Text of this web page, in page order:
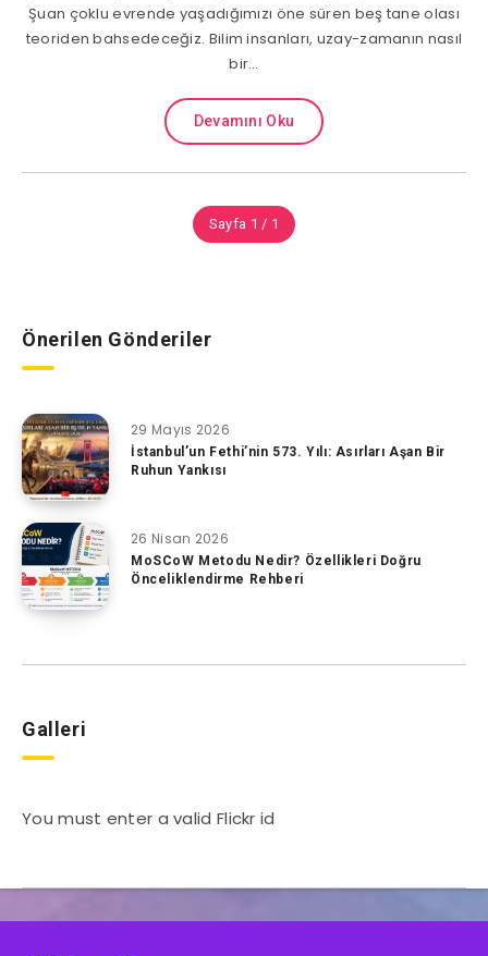
Şuan çoklu evrende yaşadığımızı öne süren beş tane olası
teoriden bahsedeceğiz. Bilim insanları, uzay-zamanın nasıl
bir…
Devamını Oku
Sayfa 1 / 1
Önerilen Gönderiler
29 Mayıs 2026
İstanbul’un Fethi’nin 573. Yılı: Asırları Aşan Bir
Ruhun Yankısı
26 Nisan 2026
MoSCoW Metodu Nedir? Özellikleri Doğru
Önceliklendirme Rehberi
Galleri
You must enter a valid Flickr id